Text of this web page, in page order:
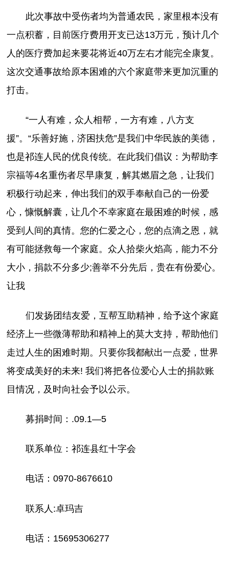
此次事故中受伤者均为普通农民，家里根本没有
一点积蓄，目前医疗费用开支已达13万元，预计几个
人的医疗费加起来要花将近40万左右才能完全康复。
这次交通事故给原本困难的六个家庭带来更加沉重的
打击。
“一人有难，众人相帮，一方有难，八方支
援”。“乐善好施，济困扶危”是我们中华民族的美德，
也是祁连人民的优良传统。在此我们倡议：为帮助李
宗福等4名重伤者尽早康复，解其燃眉之急，让我们
积极行动起来，伸出我们的双手奉献自己的一份爱
心，慷慨解囊，让几个不幸家庭在最困难的时候，感
受到人间的真情。您的仁爱之心，您的点滴之恩，就
有可能拯救每一个家庭。众人拾柴火焰高，能力不分
大小，捐款不分多少;善举不分先后，贵在有份爱心。
让我
们发扬团结友爱，互帮互助精神，给予这个家庭
经济上一些微薄帮助和精神上的莫大支持，帮助他们
走过人生的困难时期。只要你我都献出一点爱，世界
将变成美好的未来! 我们将把各位爱心人士的捐款账
目情况，及时向社会予以公示。
募捐时间：.09.1—5
联系单位：祁连县红十字会
电话：0970-8676610
联系人:卓玛吉
电话：15695306277